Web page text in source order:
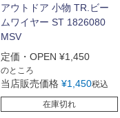
アウトドア 小物 TR.ビー
ムワイヤー ST 1826080
MSV
定価・OPEN ¥1,450
のところ
当店販売価格 ¥1,450税込
在庫切れ